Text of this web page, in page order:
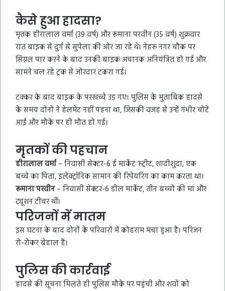
कैसे हुआ हादसा?
मृतक हीरालाल वर्मा (39 वर्ष) और रूमाना परवीन (35 वर्ष) शुक्रवार
रात बाइक से दुर्ग से सुपेला की ओर जा रहे थे। नेहरू नगर चौक पर
सिग्नल पार करने के बाद उनकी बाइक अचानक अनियंत्रित हो गई और
सामने चल रहे ट्रक से जोरदार टकरा गई।
टक्कर के बाद बाइक के परखच्चे उड़ गए। पुलिस के मुताबिक हादसे
के समय दोनों ने हेलमेट नहीं पहना था, जिसकी वजह से उन्हें गंभीर चोटें
आईं और मौके पर ही मौत हो गई।
मृतकों की पहचान
हीरालाल वर्मा– निवासी सेक्टर-6 ई मार्केट स्ट्रीट, शादीशुदा, एक
बच्चे का पिता, इलेक्ट्रॉनिक सामान की रिपेयरिंग का काम करता था।
रूमाना परवीन– निवासी सेक्टर-6 डील मार्केट, तीन बच्चों की मां और
ट्यूशन टीचर थीं।
परिजनों में मातम
इस घटना के बाद दोनों के परिवारों में कोहराम मचा हुआ है। परिजन
रो-रोकर बेहाल हैं।
पुलिस की कार्रवाई
हादसे की सूचना मिलते ही पुलिस मौके पर पहुंची और शवों को